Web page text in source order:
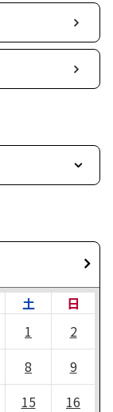
土
日
1
2
8
9
15
16